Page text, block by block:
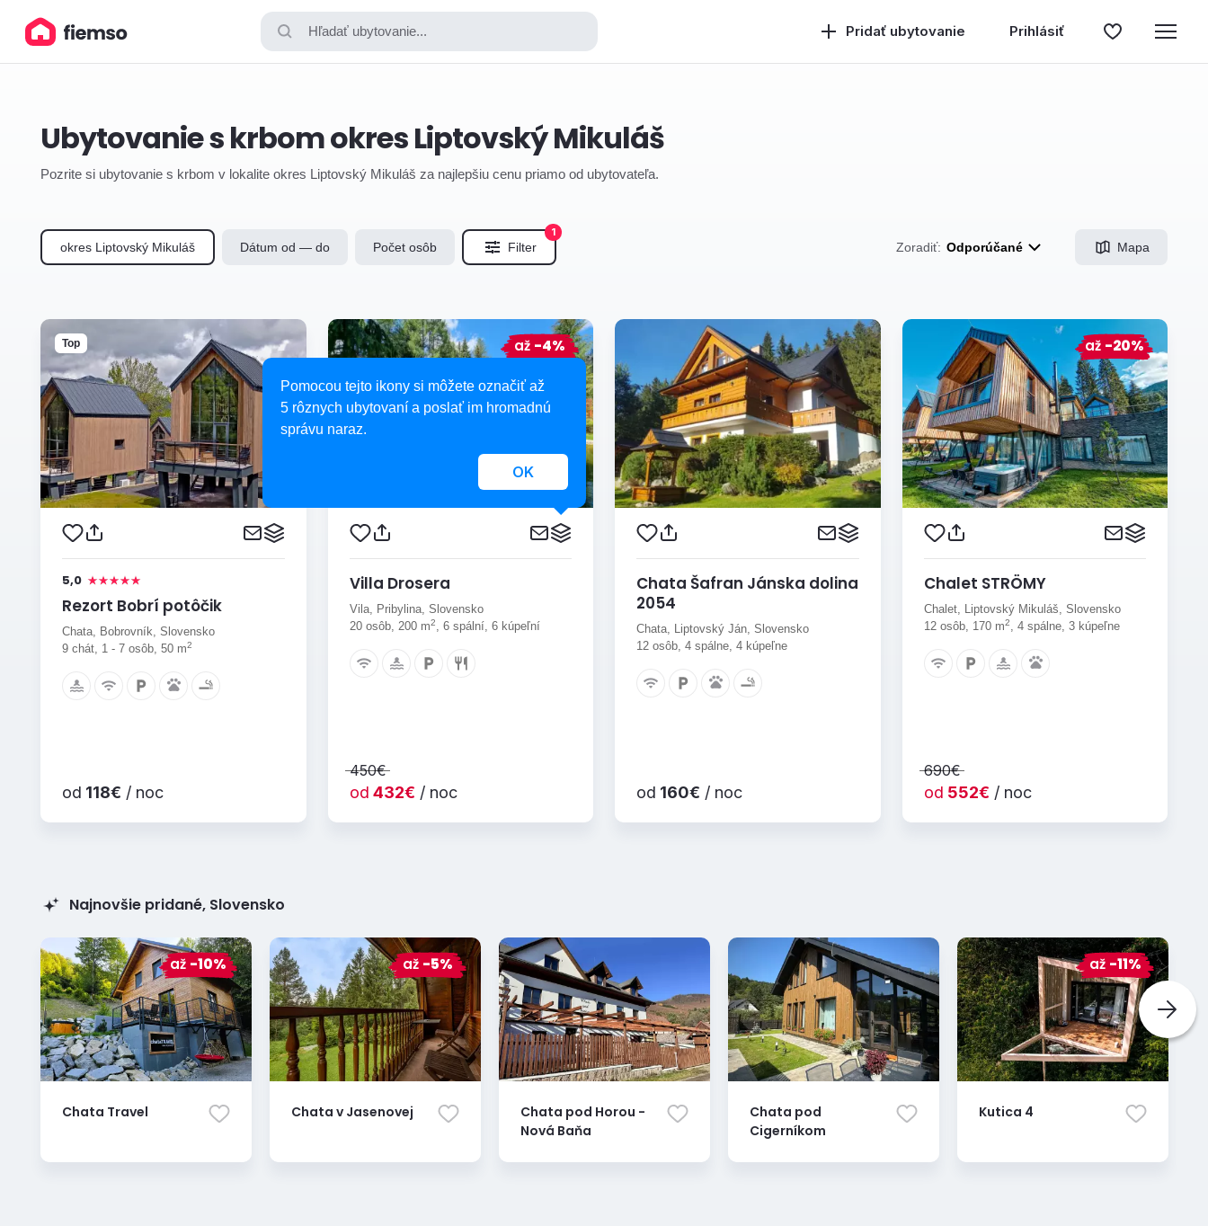
Hľadať ubytovanie... Pridať ubytovanie Prihlásiť
Ubytovanie s krbom okres Liptovský Mikuláš
Pozrite si ubytovanie s krbom v lokalite okres Liptovský Mikuláš za najlepšiu cenu priamo od ubytovateľa.
okres Liptovský Mikuláš Dátum od — do Počet osôb Filter
1
Zoradiť: Odporúčané Mapa
5,0
Rezort Bobrí potôčik
Chata, Bobrovník, Slovensko
9 chát, 1 - 7 osôb, 50 m2
od 118€ / noc
Top
Villa Drosera
Vila, Pribylina, Slovensko
20 osôb, 200 m2, 6 spální, 6 kúpeľní
450€
od 432€ / noc
až -4%
Chata Šafran Jánska dolina
2054
Chata, Liptovský Ján, Slovensko
12 osôb, 4 spálne, 4 kúpeľne
od 160€ / noc
Chalet STRÖMY
Chalet, Liptovský Mikuláš, Slovensko
12 osôb, 170 m2, 4 spálne, 3 kúpeľne
690€
od 552€ / noc
až -20%
Najnovšie pridané, Slovensko
Chata Travel
až -10%
Chata v Jasenovej
až -5%
Chata pod Horou -
Nová Baňa
Chata pod
Cigerníkom
Kutica 4
až -11%
Pomocou tejto ikony si môžete označiť až
5 rôznych ubytovaní a poslať im hromadnú
správu naraz.
OK